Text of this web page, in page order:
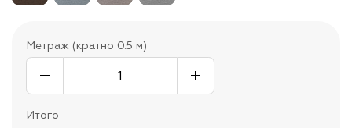
Метраж (кратно 0.5 м)
Итого